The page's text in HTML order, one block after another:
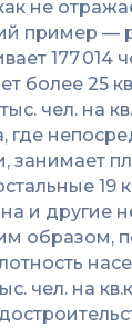
не
пример —
177 014
более 25
чел. на
где
занимает
19
и другие
образом,
чел. на